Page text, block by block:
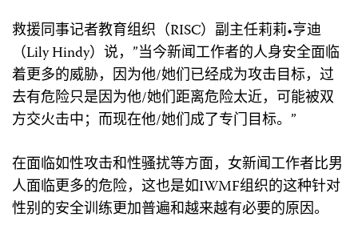
救援同事记者教育组织（RISC）副主任莉莉•亨迪
（Lily Hindy）说，”当今新闻工作者的人身安全面临
着更多的威胁，因为他/她们已经成为攻击目标，过
去有危险只是因为他/她们距离危险太近，可能被双
方交火击中；而现在他/她们成了专门目标。”
在面临如性攻击和性骚扰等方面，女新闻工作者比男
人面临更多的危险，这也是如IWMF组织的这种针对
性别的安全训练更加普遍和越来越有必要的原因。